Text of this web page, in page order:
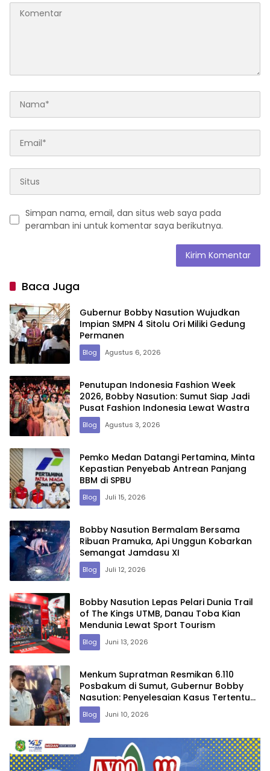
Simpan nama, email, dan situs web saya pada
peramban ini untuk komentar saya berikutnya.
Baca Juga
Gubernur Bobby Nasution Wujudkan
Impian SMPN 4 Sitolu Ori Miliki Gedung
Permanen
Blog Agustus 6, 2026
Penutupan Indonesia Fashion Week
2026, Bobby Nasution: Sumut Siap Jadi
Pusat Fashion Indonesia Lewat Wastra
Blog Agustus 3, 2026
Pemko Medan Datangi Pertamina, Minta
Kepastian Penyebab Antrean Panjang
BBM di SPBU
Blog Juli 15, 2026
Bobby Nasution Bermalam Bersama
Ribuan Pramuka, Api Unggun Kobarkan
Semangat Jamdasu XI
Blog Juli 12, 2026
Bobby Nasution Lepas Pelari Dunia Trail
of The Kings UTMB, Danau Toba Kian
Mendunia Lewat Sport Tourism
Blog Juni 13, 2026
Menkum Supratman Resmikan 6.110
Posbakum di Sumut, Gubernur Bobby
Nasution: Penyelesaian Kasus Tertentu
Lewat Justice Colaborator
Blog Juni 10, 2026